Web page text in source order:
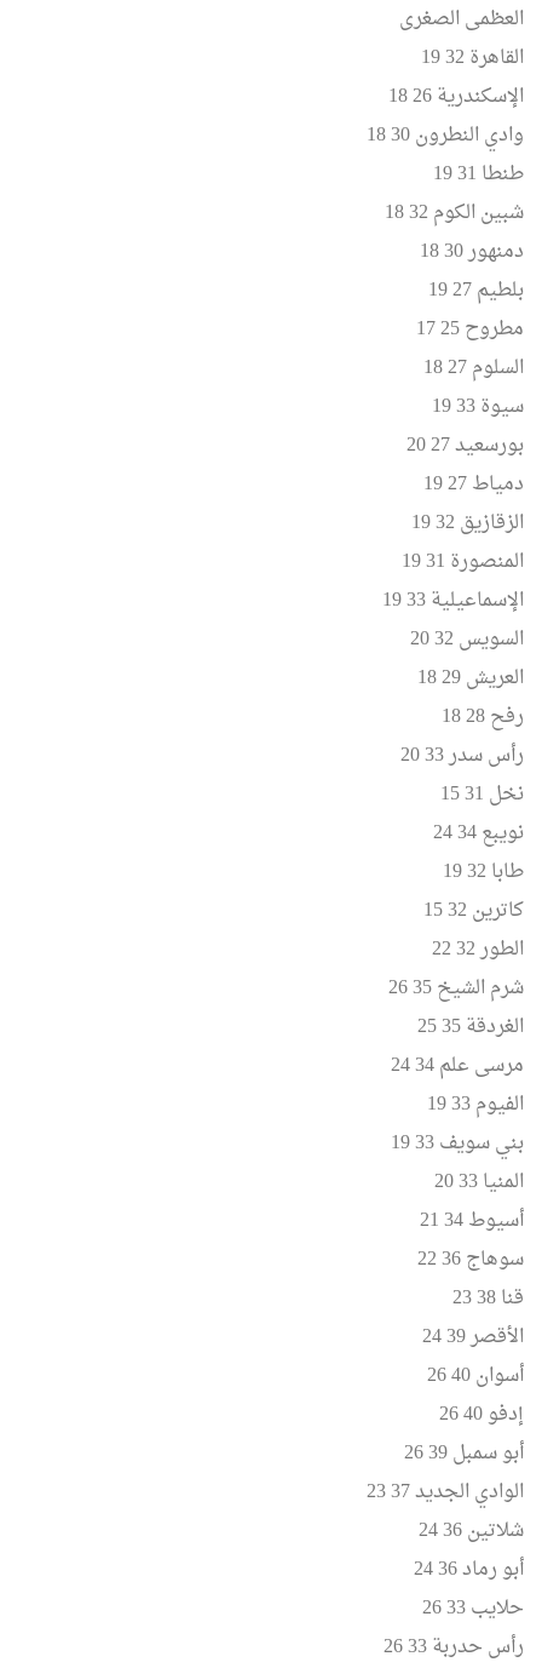
العظمى الصغرى
القاهرة 32 19
الإسكندرية 26 18
وادي النطرون 30 18
طنطا 31 19
شبين الكوم 32 18
دمنهور 30 18
بلطيم 27 19
مطروح 25 17
السلوم 27 18
سيوة 33 19
بورسعيد 27 20
دمياط 27 19
الزقازيق 32 19
المنصورة 31 19
الإسماعيلية 33 19
السويس 32 20
العريش 29 18
رفح 28 18
رأس سدر 33 20
نخل 31 15
نويبع 34 24
طابا 32 19
كاترين 32 15
الطور 32 22
شرم الشيخ 35 26
الغردقة 35 25
مرسى علم 34 24
الفيوم 33 19
بني سويف 33 19
المنيا 33 20
أسيوط 34 21
سوهاج 36 22
قنا 38 23
الأقصر 39 24
أسوان 40 26
إدفو 40 26
أبو سمبل 39 26
الوادي الجديد 37 23
شلاتين 36 24
أبو رماد 36 24
حلايب 33 26
رأس حدربة 33 26